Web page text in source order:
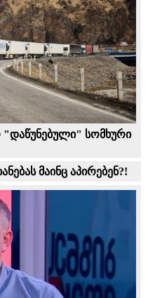
სომხური
მაინც აპირებენ?!